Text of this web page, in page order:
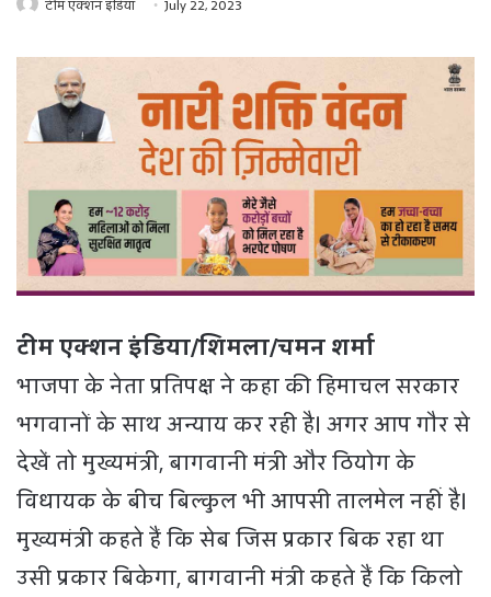
टीम एक्शन इंडिया July 22, 2023
टीम एक्शन इंडिया/शिमला/चमन शर्मा
भाजपा के नेता प्रतिपक्ष ने कहा की हिमाचल सरकार
भगवानों के साथ अन्याय कर रही है। अगर आप गौर से
देखें तो मुख्यमंत्री, बागवानी मंत्री और ठियोग के
विधायक के बीच बिल्कुल भी आपसी तालमेल नहीं है।
मुख्यमंत्री कहते हैं कि सेब जिस प्रकार बिक रहा था
उसी प्रकार बिकेगा, बागवानी मंत्री कहते हैं कि किलो